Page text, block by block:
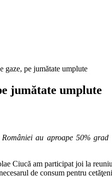
gaze, pe jumătate umplute
jumătate umplute
au aproape 50%
Ciucă am participat joi la
de consum pentru